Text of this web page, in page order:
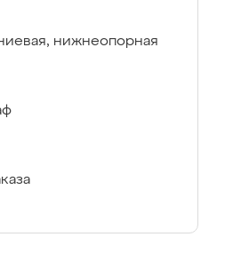
нижнеопорная